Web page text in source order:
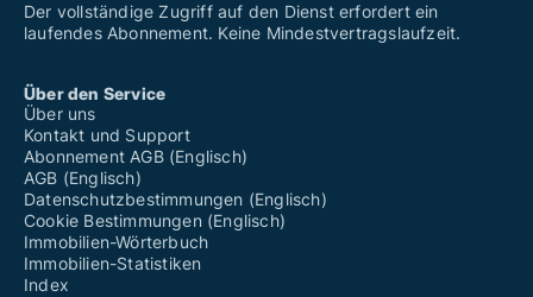
Der vollständige Zugriff auf den Dienst erfordert ein
laufendes Abonnement. Keine Mindestvertragslaufzeit.
Über den Service
Über uns
Kontakt und Support
Abonnement AGB (Englisch)
AGB (Englisch)
Datenschutzbestimmungen (Englisch)
Cookie Bestimmungen (Englisch)
Immobilien-Wörterbuch
Immobilien-Statistiken
Index